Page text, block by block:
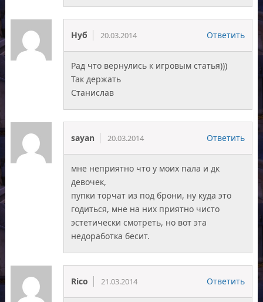
Нуб 20.03.2014 Ответить
Рад что вернулись к игровым статья)))
Так держать
Станислав
sayan 20.03.2014 Ответить
мне неприятно что у моих пала и дк
девочек,
пупки торчат из под брони, ну куда это
годиться, мне на них приятно чисто
эстетически смотреть, но вот эта
недоработка бесит.
Rico 21.03.2014 Ответить